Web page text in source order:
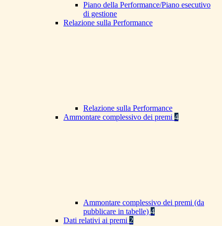
Piano della Performance/Piano esecutivo
di gestione
Relazione sulla Performance
Relazione sulla Performance
Ammontare complessivo dei premi 4
Ammontare complessivo dei premi (da
pubblicare in tabelle) 4
Dati relativi ai premi 2